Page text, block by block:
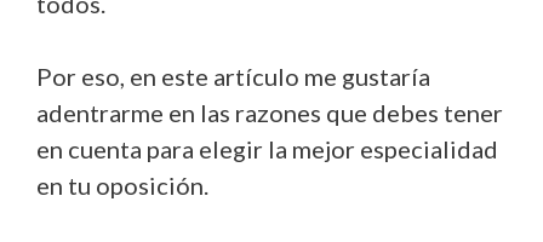
Por eso, en este artículo me gustaría
adentrarme en las razones que debes tener
en cuenta para elegir la mejor especialidad
en tu oposición.